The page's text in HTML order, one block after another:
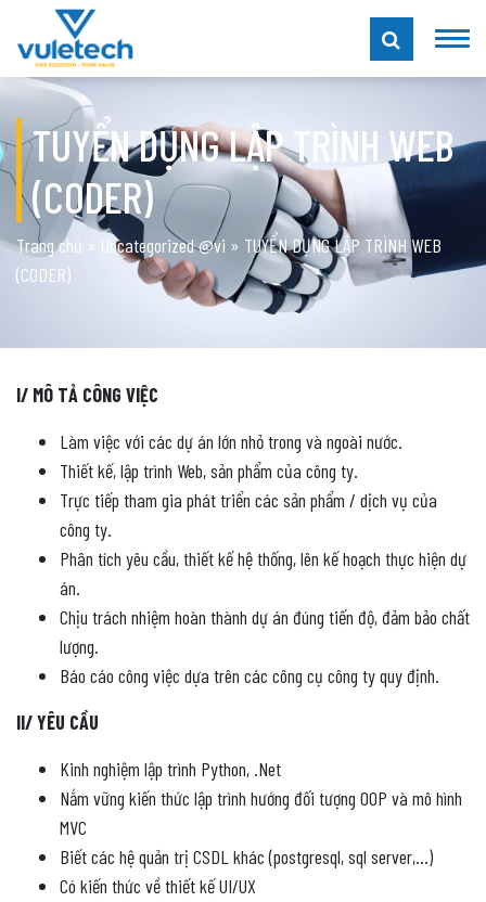
TUYỂN DỤNG LẬP TRÌNH WEB
(CODER)
Trang chủ » Uncategorized @vi » TUYỂN DỤNG LẬP TRÌNH WEB
(CODER)
I/ MÔ TẢ CÔNG VIỆC
Làm việc với các dự án lớn nhỏ trong và ngoài nước.
Thiết kế, lập trình Web, sản phẩm của công ty.
Trực tiếp tham gia phát triển các sản phẩm / dịch vụ của
công ty.
Phân tích yêu cầu, thiết kế hệ thống, lên kế hoạch thực hiện dự
án.
Chịu trách nhiệm hoàn thành dự án đúng tiến độ, đảm bảo chất
lượng.
Báo cáo công việc dựa trên các công cụ công ty quy định.
II/ YÊU CẦU
Kinh nghiệm lập trình Python, .Net
Nắm vững kiến thức lập trình hướng đối tượng OOP và mô hình
MVC
Biết các hệ quản trị CSDL khác (postgresql, sql server,…)
Có kiến thức về thiết kế UI/UX